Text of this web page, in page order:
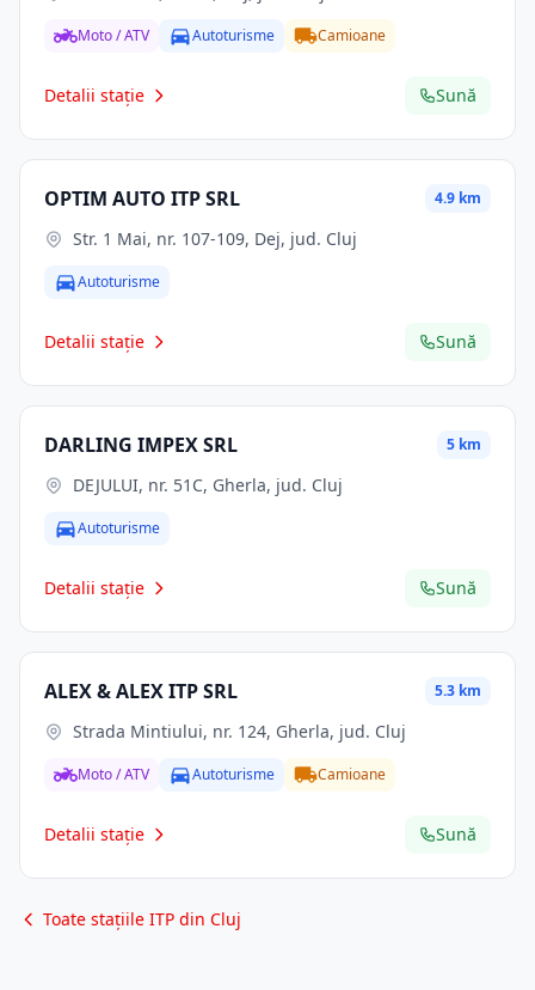
Moto / ATV Autoturisme Camioane
Detalii stație Sună
OPTIM AUTO ITP SRL 4.9 km
Str. 1 Mai, nr. 107-109, Dej, jud. Cluj
Autoturisme
Detalii stație Sună
DARLING IMPEX SRL 5 km
DEJULUI, nr. 51C, Gherla, jud. Cluj
Autoturisme
Detalii stație Sună
ALEX & ALEX ITP SRL 5.3 km
Strada Mintiului, nr. 124, Gherla, jud. Cluj
Moto / ATV Autoturisme Camioane
Detalii stație Sună
Toate stațiile ITP din Cluj